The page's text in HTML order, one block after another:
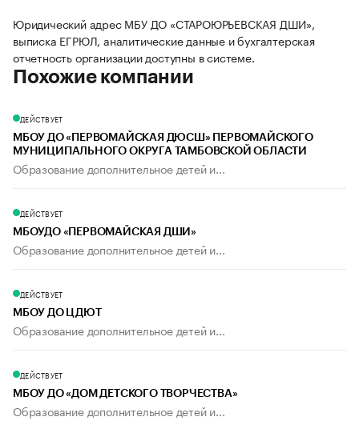
Юридический адрес МБУ ДО «СТАРОЮРЬЕВСКАЯ ДШИ»,
выписка ЕГРЮЛ, аналитические данные и бухгалтерская
отчетность организации доступны в системе.
Похожие компании
ДЕЙСТВУЕТ
МБОУ ДО «ПЕРВОМАЙСКАЯ ДЮСШ» ПЕРВОМАЙСКОГО
МУНИЦИПАЛЬНОГО ОКРУГА ТАМБОВСКОЙ ОБЛАСТИ
Образование дополнительное детей и...
ДЕЙСТВУЕТ
МБОУДО «ПЕРВОМАЙСКАЯ ДШИ»
Образование дополнительное детей и...
ДЕЙСТВУЕТ
МБОУ ДО ЦДЮТ
Образование дополнительное детей и...
ДЕЙСТВУЕТ
МБОУ ДО «ДОМ ДЕТСКОГО ТВОРЧЕСТВА»
Образование дополнительное детей и...